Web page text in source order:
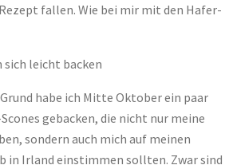
fallen. Wie bei mir mit den Hafer-
habe ich Mitte Oktober ein paar
gebacken, die nicht nur meine
sondern auch mich auf meinen
in Irland einstimmen sollten. Zwar sind